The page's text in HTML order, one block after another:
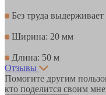
Без труда
Ширина: 20 мм
Длина: 50 м
Отзывы
Помогите другим
кто поделится своим